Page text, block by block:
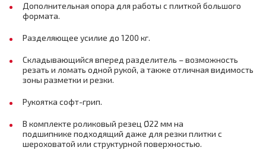
Дополнительная опора для работы с плиткой большого
формата.
Разделяющее усилие до 1200 кг.
Складывающийся вперед разделитель – возможность
резать и ломать одной рукой, а также отличная видимость
зоны разметки и резки.
Рукоятка софт-грип.
В комплекте роликовый резец Ø22 мм на
подшипнике подходящий даже для резки плитки с
шероховатой или структурной поверхностью.